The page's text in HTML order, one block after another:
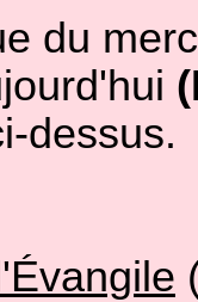
du
dessus.